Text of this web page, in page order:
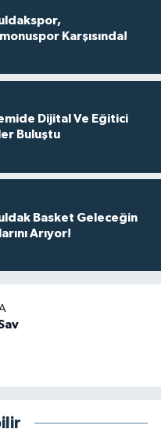
Karşısında!
Dijital Ve Eğitici
Buluştu
Basket Geleceğin
Arıyor!